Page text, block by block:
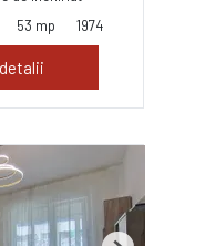
53 mp 1974